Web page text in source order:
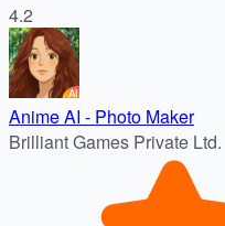
4.2
Anime AI - Photo Maker
Brilliant Games Private Ltd.